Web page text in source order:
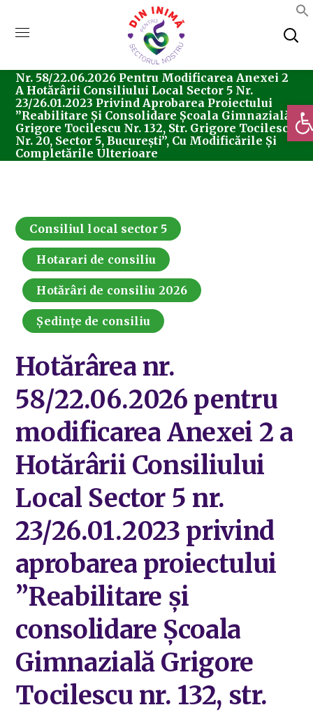
Consiliul Local Sector 5
Nr. 58/22.06.2026 Pentru Modificarea Anexei 2
A Hotărârii Consiliului Local Sector 5 Nr.
23/26.01.2023 Privind Aprobarea Proiectului
”Reabilitare Și Consolidare Școala Gimnazială
Grigore Tocilescu Nr. 132, Str. Grigore Tocilescu
Nr. 20, Sector 5, București”, Cu Modificările Și
Completările Ulterioare
Consiliul local sector 5
Hotarari de consiliu
Hotărâri de consiliu 2026
Ședințe de consiliu
Hotărârea nr.
58/22.06.2026 pentru
modificarea Anexei 2 a
Hotărârii Consiliului
Local Sector 5 nr.
23/26.01.2023 privind
aprobarea proiectului
”Reabilitare și
consolidare Școala
Gimnazială Grigore
Tocilescu nr. 132, str.